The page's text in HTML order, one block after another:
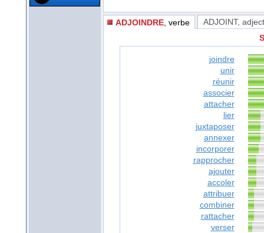
ADJOINDRE , verbe ADJOINT,
joindre
unir
réunir
associer
attacher
lier
juxtaposer
annexer
incorporer
rapprocher
ajouter
accoler
attribuer
combiner
rattacher
verser